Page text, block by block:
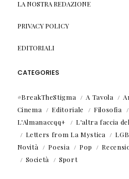
LA NOSTRA REDAZIONE
PRIVACY POLICY
EDITORIALI
CATEGORIES
#BreakTheStigma A Tavola
Cinema
Editoriale Filosofia
L'Almanaccqq+
L'altra faccia
Letters from La Mystica
Novità
Poesia Pop
Società
Sport